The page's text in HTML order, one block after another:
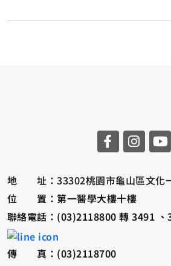
地 址：33302桃園市龜山區文化
位 置：第一醫學大樓十樓
聯絡電話：(03)2118800 轉 3491
傳 真：(03)2118700